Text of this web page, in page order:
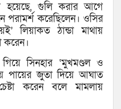
হয়েছে, গুলি করার আগে
পরামর্শ করেছিলেন। ওসির
লিয়াকত ঠান্ডা মাথায়
করেন।
সিনহার ‘মুখমণ্ডল ও
পায়ের জুতা দিয়ে আঘাত
করেন বলে মামলায়